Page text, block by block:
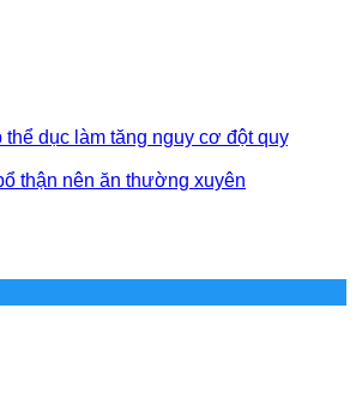
thể dục làm tăng nguy cơ đột quỵ
thận nên ăn thường xuyên